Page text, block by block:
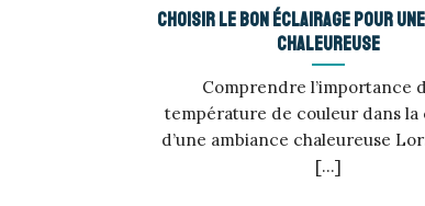
Choisir le bon éclairage pour une
chaleureuse
Comprendre l’importance
température de couleur dans
d’une ambiance chaleureuse
[...]